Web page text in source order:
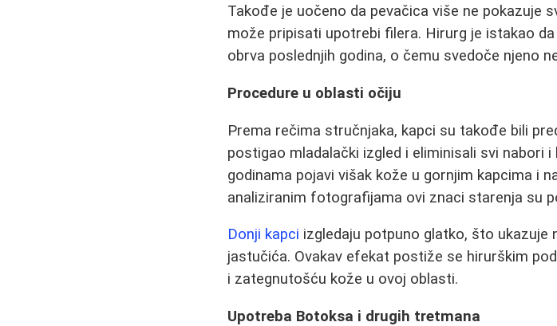
Takođe je uočeno da pevačica više ne pokazuje
može pripisati upotrebi filera. Hirurg je istakao
obrva poslednjih godina, o čemu svedoče njeno
Procedure u oblasti očiju
Prema rečima stručnjaka, kapci su takođe bili
postigao mladalački izgled i eliminisali svi nabori
godinama pojavi višak kože u gornjim kapcima i
analiziranim fotografijama ovi znaci starenja su
Donji kapci izgledaju potpuno glatko, što ukazuje
jastučića. Ovakav efekat postiže se hirurškim
i zategnutošću kože u ovoj oblasti.
Upotreba Botoksa i drugih tretmana